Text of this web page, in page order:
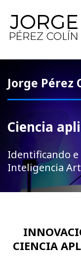
Jorge Pérez
Ciencia
Identificando
Inteligencia
CIENCIA